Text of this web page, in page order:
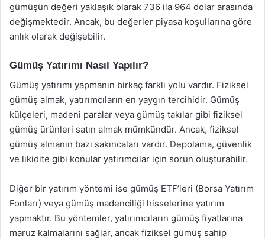
gümüşün değeri yaklaşık olarak 736 ila 964 dolar arasında
değişmektedir. Ancak, bu değerler piyasa koşullarına göre
anlık olarak değişebilir.
Gümüş Yatırımı Nasıl Yapılır?
Gümüş yatırımı yapmanın birkaç farklı yolu vardır. Fiziksel
gümüş almak, yatırımcıların en yaygın tercihidir. Gümüş
külçeleri, madeni paralar veya gümüş takılar gibi fiziksel
gümüş ürünleri satın almak mümkündür. Ancak, fiziksel
gümüş almanın bazı sakıncaları vardır. Depolama, güvenlik
ve likidite gibi konular yatırımcılar için sorun oluşturabilir.
Diğer bir yatırım yöntemi ise gümüş ETF’leri (Borsa Yatırım
Fonları) veya gümüş madenciliği hisselerine yatırım
yapmaktır. Bu yöntemler, yatırımcıların gümüş fiyatlarına
maruz kalmalarını sağlar, ancak fiziksel gümüş sahip